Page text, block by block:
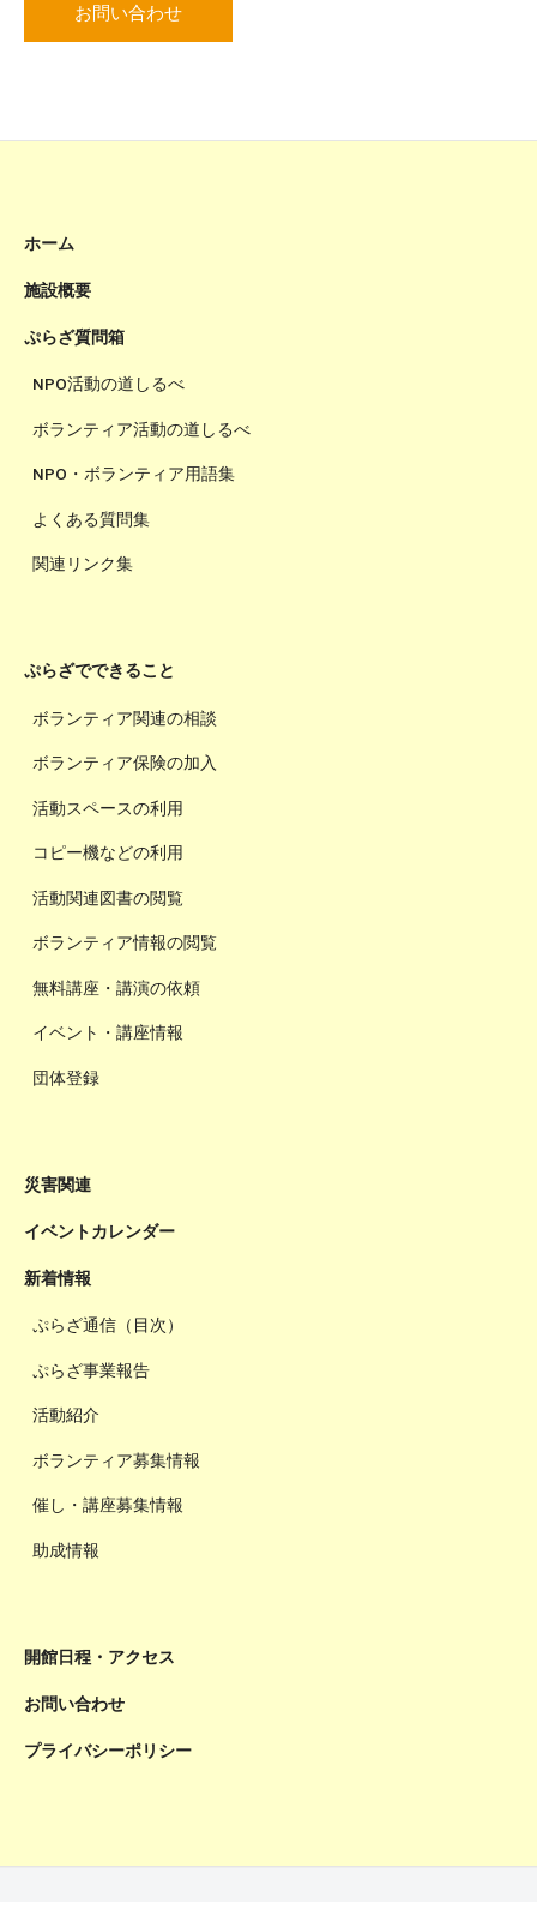
お問い合わせ
ホーム
施設概要
ぷらざ質問箱
NPO活動の道しるべ
ボランティア活動の道しるべ
NPO・ボランティア用語集
よくある質問集
関連リンク集
ぷらざでできること
ボランティア関連の相談
ボランティア保険の加入
活動スペースの利用
コピー機などの利用
活動関連図書の閲覧
ボランティア情報の閲覧
無料講座・講演の依頼
イベント・講座情報
団体登録
災害関連
イベントカレンダー
新着情報
ぷらざ通信（目次）
ぷらざ事業報告
活動紹介
ボランティア募集情報
催し・講座募集情報
助成情報
開館日程・アクセス
お問い合わせ
プライバシーポリシー